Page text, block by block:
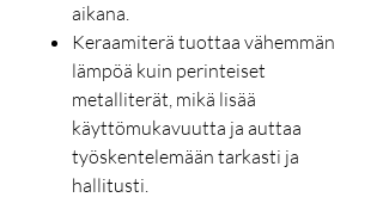
aikana.
Keraamiterä tuottaa vähemmän
lämpöä kuin perinteiset
metalliterät, mikä lisää
käyttömukavuutta ja auttaa
työskentelemään tarkasti ja
hallitusti.